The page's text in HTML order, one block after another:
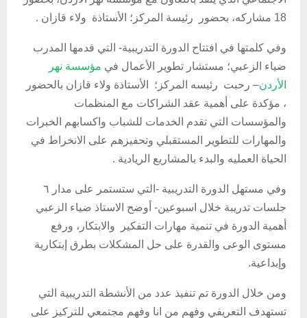
18 مشاركه، بحضور رئيسة المركز؛ الأستاذة ولاء قازان .
وفي كلمتها في افتتاح الدورة التدريبية- التي قدمها المدرب
ضياء الزعبي؛ مستشار تطوير الأعمال في مؤسسة نهر
الأردن– رحبت رئيسه المركز؛ الأستاذة ولاء قازان بالحضور
، مؤكدة على أهمية عقد الشراكات مع المنظمات
والمؤسسات التي تقدم الخدمات للشباب واكسابهم الخبرات
والمهارات للتطوير المستقبلي وتحفيزهم على الانخراط في
الحياة العمليه والبدء بالمشاريع الريادية .
وفي مستهل الدورة التدريبية -التي ستستمر على مدار ٦
جلسات تدريبة خلال اسبوعين- أوضح الاستاذ ضياء الزعبي
أهمية الدورة في تنمية مهارات التفكير والابتكار، ورفع
مستوى الوعى والقدرة على حل المشكلات بطرق إبتكارية
وإبداعية.
ومن خلال الدورة تم تنفيذ عدد من الأنشطة التدريبية التي
تستهدف التعريفي وفهم من انا وفهم مجتمعي للتركيز على